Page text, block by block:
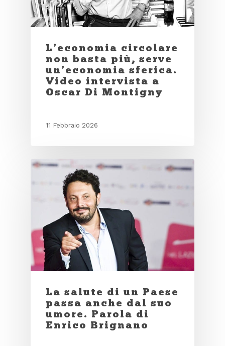
L’economia circolare
non basta più, serve
un’economia sferica.
Video intervista a
Oscar Di Montigny
11 Febbraio 2026
La salute di un Paese
passa anche dal suo
umore. Parola di
Enrico Brignano